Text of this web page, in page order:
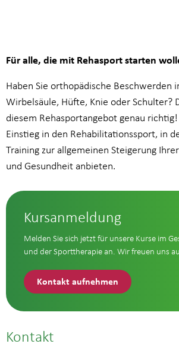
Für alle, die mit Rehasport starten
Haben Sie orthopädische Beschwerden
Wirbelsäule, Hüfte, Knie oder Schulter?
diesem Rehasportangebot genau
Einstieg in den Rehabilitationssport, in
Training zur allgemeinen Steigerung
und Gesundheit anbieten.
Kursanmeldung
Melden Sie sich jetzt für unsere Kurse im
und der Sporttherapie an. Wir freuen uns
Kontakt aufnehmen
Kontakt